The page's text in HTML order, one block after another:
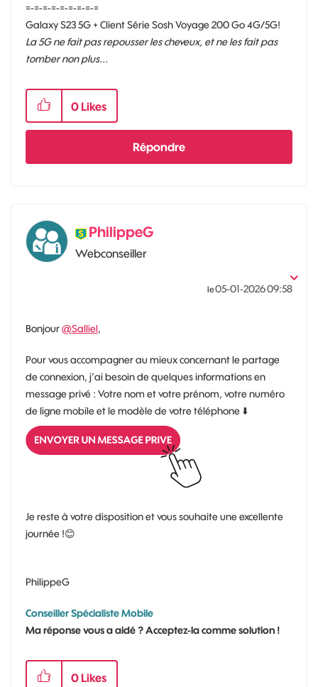
=-=-=-=-=-=-=-=-=
Galaxy S23 5G + Client Série Sosh Voyage 200 Go 4G/5G!
La 5G ne fait pas repousser les cheveux, et ne les fait pas
tomber non plus...
0 Likes
Répondre
PhilippeG
Webconseiller
le‎05-01-202609:58
Bonjour@Salliel,
Pour vous accompagner au mieux concernant le partage
de connexion, j’ai besoin de quelques informations en
message privé : Votre nom et votre prénom, votre numéro
de ligne mobile et le modèle de votre téléphone ⬇️
Je reste à votre disposition et vous souhaite une excellente
journée !😊
PhilippeG
Conseiller Spécialiste Mobile
Ma réponse vous a aidé ? Acceptez-la comme solution !
0 Likes